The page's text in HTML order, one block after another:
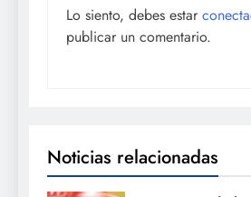
Lo siento, debes estar
publicar un comentario.
Noticias relacionadas